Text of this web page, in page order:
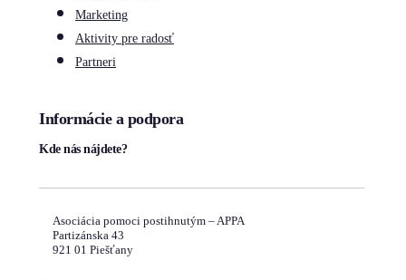
Marketing
Aktivity pre radosť
Partneri
Informácie a podpora
Kde nás nájdete?
Asociácia pomoci postihnutým – APPA
Partizánska 43
921 01 Piešťany